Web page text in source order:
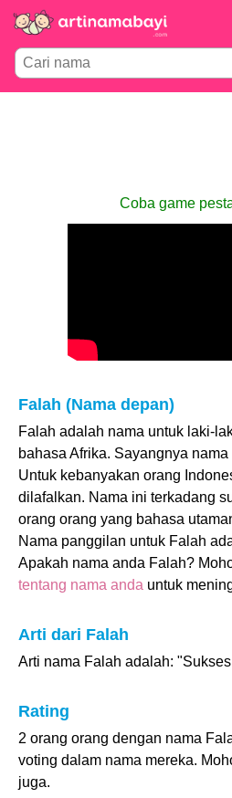
Coba game
Falah (Nama depan)
Falah adalah nama untuk laki-
bahasa Afrika. Sayangnya
Untuk kebanyakan orang
dilafalkan. Nama ini terkadang
orang orang yang bahasa
Nama panggilan untuk Falah
Apakah nama anda Falah?
tentang nama anda untuk
Arti dari Falah
Arti nama Falah adalah:
Rating
2 orang orang dengan nama
voting dalam nama mereka.
juga.